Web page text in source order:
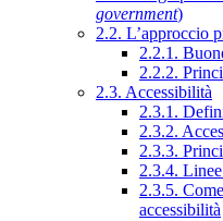
government)
2.2. L’approccio
2.2.1.
2.2.2.
2.3. Accessibilità
2.3.1.
2.3.2.
2.3.3.
2.3.4.
2.3.5.
accessibilità